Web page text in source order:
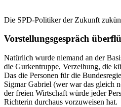
Die SPD-Politiker der Zukunft
Vorstellungsgespräch
Natürlich wurde niemand an der
die Gurkentruppe, Verzeihung, die
Das die Personen für die
Sigmar Gabriel (wer war das gleich
der freien Wirtschaft würde jeder
Richterin durchaus vorzuweisen hat.